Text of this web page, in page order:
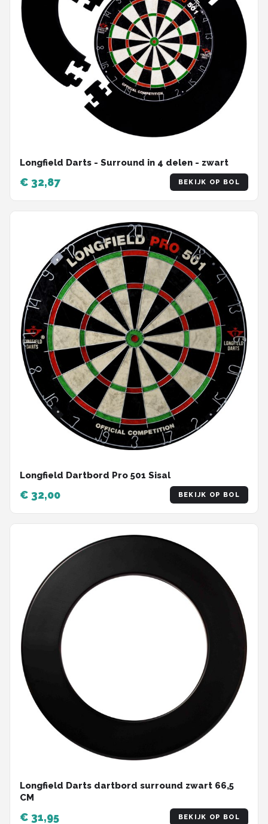
Longfield Darts - Surround in 4 delen - zwart
€ 32,87 BEKIJK OP BOL
Longfield Dartbord Pro 501 Sisal
€ 32,00 BEKIJK OP BOL
Longfield Darts dartbord surround zwart 66,5
CM
€ 31,95 BEKIJK OP BOL